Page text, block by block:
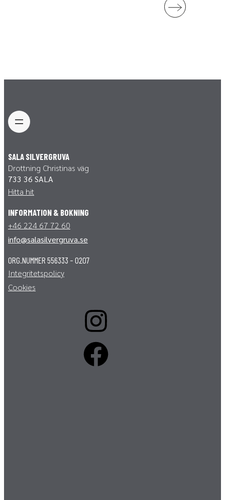
SALA SILVERGRUVA
Drottning Christinas väg
733 36 SALA
Hitta hit
INFORMATION & BOKNING
+46 224 67 72 60
info@salasilvergruva.se
ORG.NUMMER 556333 – 0207
Integritetspolicy
Cookies